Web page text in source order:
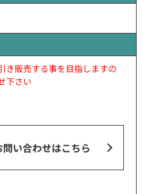
き販売する事を目指しますの
下さい
い合わせはこちら